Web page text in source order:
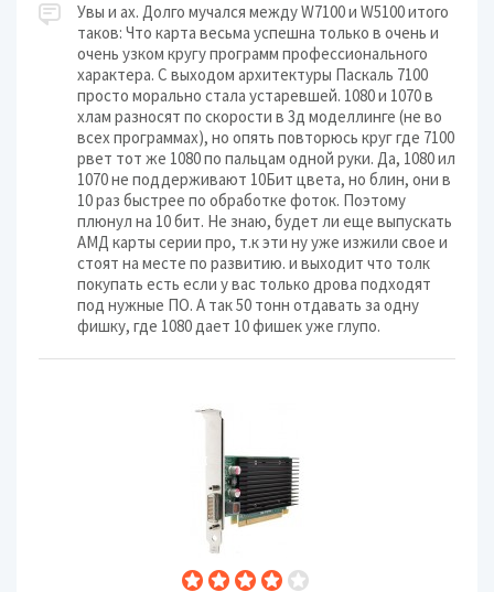
Увы и ах. Долго мучался между W7100 и W5100 итого
таков: Что карта весьма успешна только в очень и
очень узком кругу программ профессионального
характера. С выходом архитектуры Паскаль 7100
просто морально стала устаревшей. 1080 и 1070 в
хлам разносят по скорости в 3д моделлинге (не во
всех программах), но опять повторюсь круг где 7100
рвет тот же 1080 по пальцам одной руки. Да, 1080 ил
1070 не поддерживают 10Бит цвета, но блин, они в
10 раз быстрее по обработке фоток. Поэтому
плюнул на 10 бит. Не знаю, будет ли еще выпускать
АМД карты серии про, т.к эти ну уже изжили свое и
стоят на месте по развитию. и выходит что толк
покупать есть если у вас только дрова подходят
под нужные ПО. А так 50 тонн отдавать за одну
фишку, где 1080 дает 10 фишек уже глупо.